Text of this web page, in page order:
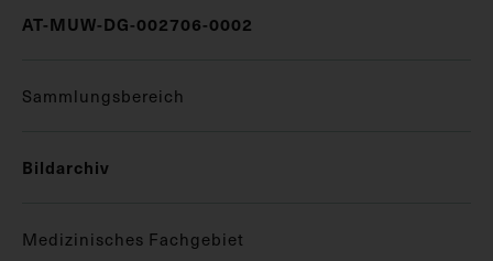
AT-MUW-DG-002706-0002
Sammlungsbereich
Bildarchiv
Medizinisches Fachgebiet